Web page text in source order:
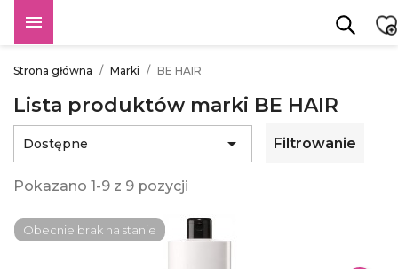

Strona główna Marki BE HAIR
Lista produktów marki BE HAIR
Dostępne  Filtrowanie
Pokazano 1-9 z 9 pozycji
Obecnie brak na stanie